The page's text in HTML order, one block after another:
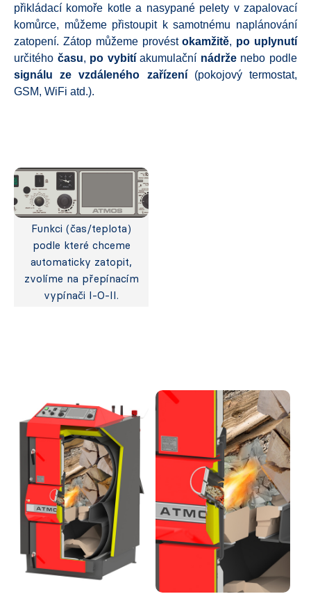
přikládací komoře kotle a nasypané pelety v zapalovací
komůrce, můžeme přistoupit k samotnému naplánování
zatopení. Zátop můžeme provéstokamžitě, po uplynutí
určitého času, po vybitíakumulační nádrženebo podle
signálu ze vzdáleného zařízení(pokojový termostat,
GSM, WiFi atd.).
Funkci (čas/teplota)
podle které chceme
automaticky zatopit,
zvolíme na přepínacím
vypínači I-O-II.